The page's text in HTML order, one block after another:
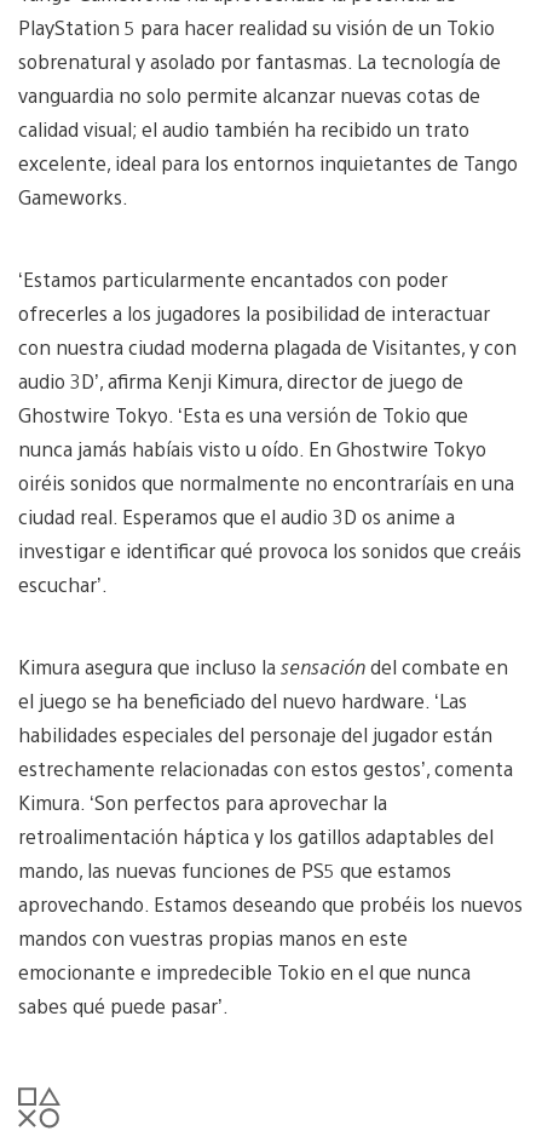
PlayStation 5 para hacer realidad su visión de un Tokio
sobrenatural y asolado por fantasmas. La tecnología de
vanguardia no solo permite alcanzar nuevas cotas de
calidad visual; el audio también ha recibido un trato
excelente, ideal para los entornos inquietantes de Tango
Gameworks.
‘Estamos particularmente encantados con poder
ofrecerles a los jugadores la posibilidad de interactuar
con nuestra ciudad moderna plagada de Visitantes, y con
audio 3D’, afirma Kenji Kimura, director de juego de
Ghostwire Tokyo. ‘Esta es una versión de Tokio que
nunca jamás habíais visto u oído. En Ghostwire Tokyo
oiréis sonidos que normalmente no encontraríais en una
ciudad real. Esperamos que el audio 3D os anime a
investigar e identificar qué provoca los sonidos que creáis
escuchar’.
Kimura asegura que incluso la sensacióndel combate en
el juego se ha beneficiado del nuevo hardware. ‘Las
habilidades especiales del personaje del jugador están
estrechamente relacionadas con estos gestos’, comenta
Kimura. ‘Son perfectos para aprovechar la
retroalimentación háptica y los gatillos adaptables del
mando, las nuevas funciones de PS5 que estamos
aprovechando. Estamos deseando que probéis los nuevos
mandos con vuestras propias manos en este
emocionante e impredecible Tokio en el que nunca
sabes qué puede pasar’.